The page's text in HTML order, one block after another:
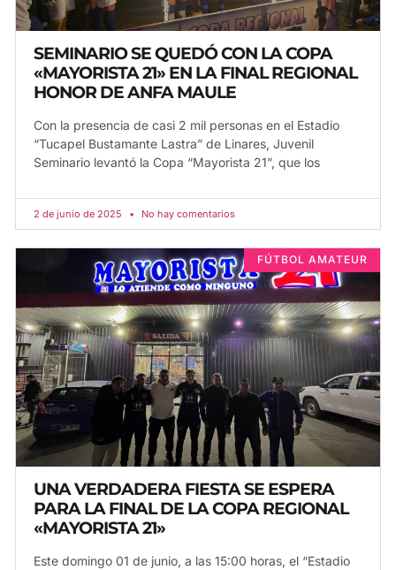
SEMINARIO SE QUEDÓ CON LA COPA
«MAYORISTA 21» EN LA FINAL REGIONAL
HONOR DE ANFA MAULE
Con la presencia de casi 2 mil personas en el Estadio
“Tucapel Bustamante Lastra” de Linares, Juvenil
Seminario levantó la Copa “Mayorista 21”, que los
2 de junio de 2025 No hay comentarios
FÚTBOL AMATEUR
UNA VERDADERA FIESTA SE ESPERA
PARA LA FINAL DE LA COPA REGIONAL
«MAYORISTA 21»
Este domingo 01 de junio, a las 15:00 horas, el “Estadio